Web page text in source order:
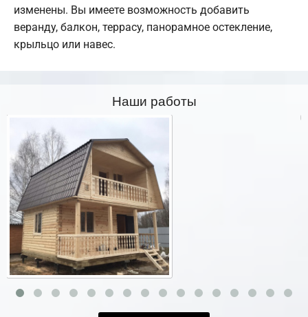
изменены. Вы имеете возможность добавить
веранду, балкон, террасу, панорамное остекление,
крыльцо или навес.
Наши работы